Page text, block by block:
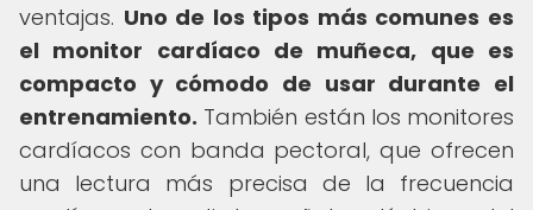
ventajas. Uno de los tipos más comunes es
el monitor cardíaco de muñeca, que es
compacto y cómodo de usar durante el
entrenamiento. También están los monitores
cardíacos con banda pectoral, que ofrecen
una lectura más precisa de la frecuencia